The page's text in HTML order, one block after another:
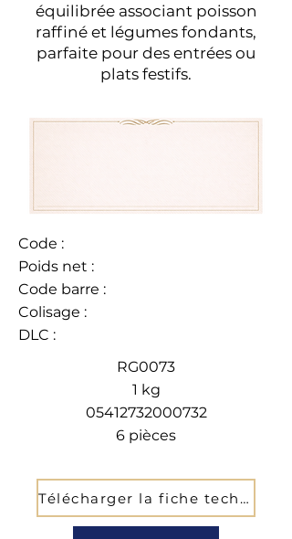
équilibrée associant poisson
raffiné et légumes fondants,
parfaite pour des entrées ou
plats festifs.
Code :
Poids net :
Code barre :
Colisage :
DLC :
RG0073
1 kg
05412732000732
6 pièces
Télécharger la fiche technique